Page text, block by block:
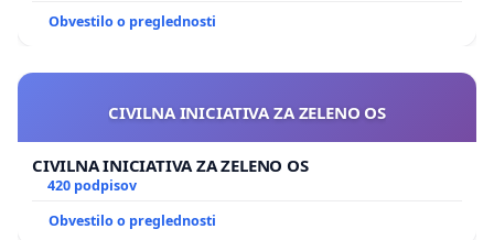
Obvestilo o preglednosti
CIVILNA INICIATIVA ZA ZELENO OS
CIVILNA INICIATIVA ZA ZELENO OS
420 podpisov
Obvestilo o preglednosti